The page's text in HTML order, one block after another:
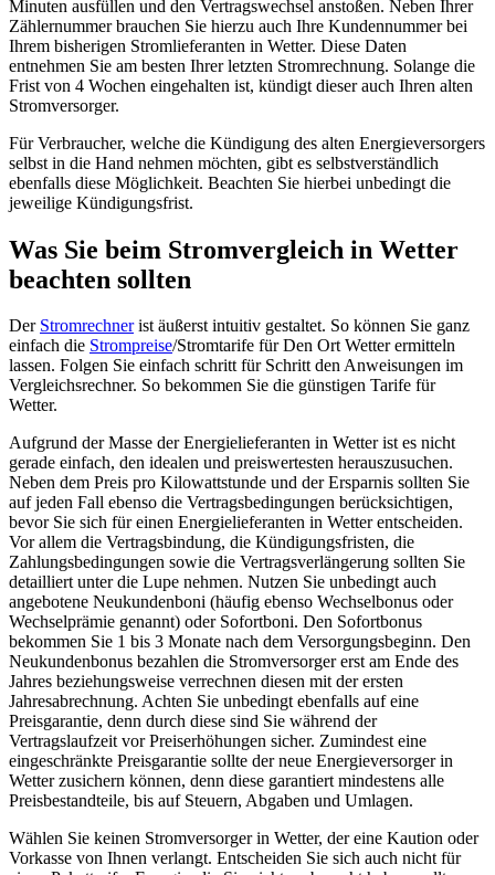
Minuten ausfüllen und den Vertragswechsel anstoßen. Neben Ihrer
Zählernummer brauchen Sie hierzu auch Ihre Kundennummer bei
Ihrem bisherigen Stromlieferanten in Wetter. Diese Daten
entnehmen Sie am besten Ihrer letzten Stromrechnung. Solange die
Frist von 4 Wochen eingehalten ist, kündigt dieser auch Ihren alten
Stromversorger.
Für Verbraucher, welche die Kündigung des alten Energieversorgers
selbst in die Hand nehmen möchten, gibt es selbstverständlich
ebenfalls diese Möglichkeit. Beachten Sie hierbei unbedingt die
jeweilige Kündigungsfrist.
Was Sie beim Stromvergleich in Wetter
beachten sollten
Der Stromrechnerist äußerst intuitiv gestaltet. So können Sie ganz
einfach die Strompreise/Stromtarife für Den Ort Wetter ermitteln
lassen. Folgen Sie einfach schritt für Schritt den Anweisungen im
Vergleichsrechner. So bekommen Sie die günstigen Tarife für
Wetter.
Aufgrund der Masse der Energielieferanten in Wetter ist es nicht
gerade einfach, den idealen und preiswertesten herauszusuchen.
Neben dem Preis pro Kilowattstunde und der Ersparnis sollten Sie
auf jeden Fall ebenso die Vertragsbedingungen berücksichtigen,
bevor Sie sich für einen Energielieferanten in Wetter entscheiden.
Vor allem die Vertragsbindung, die Kündigungsfristen, die
Zahlungsbedingungen sowie die Vertragsverlängerung sollten Sie
detailliert unter die Lupe nehmen. Nutzen Sie unbedingt auch
angebotene Neukundenboni (häufig ebenso Wechselbonus oder
Wechselprämie genannt) oder Sofortboni. Den Sofortbonus
bekommen Sie 1 bis 3 Monate nach dem Versorgungsbeginn. Den
Neukundenbonus bezahlen die Stromversorger erst am Ende des
Jahres beziehungsweise verrechnen diesen mit der ersten
Jahresabrechnung. Achten Sie unbedingt ebenfalls auf eine
Preisgarantie, denn durch diese sind Sie während der
Vertragslaufzeit vor Preiserhöhungen sicher. Zumindest eine
eingeschränkte Preisgarantie sollte der neue Energieversorger in
Wetter zusichern können, denn diese garantiert mindestens alle
Preisbestandteile, bis auf Steuern, Abgaben und Umlagen.
Wählen Sie keinen Stromversorger in Wetter, der eine Kaution oder
Vorkasse von Ihnen verlangt. Entscheiden Sie sich auch nicht für